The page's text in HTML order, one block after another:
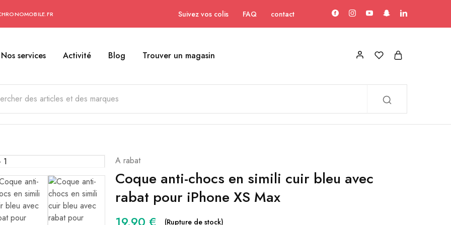
Suivez vos colis FAQ contact
Nos services Activité Blog Trouver un magasin
A rabat
Coque anti-chocs en simili cuir bleu avec
rabat pour iPhone XS Max
(Rupture de stock)